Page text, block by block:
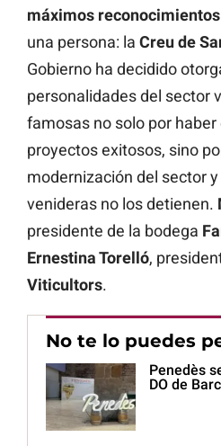
máximos reconocimientos
una persona: la Creu de
Gobierno ha decidido
personalidades del sector
famosas no solo por
proyectos exitosos, sino
modernización del sector
venideras no los detienen.
presidente de la bodega
Ernestina Torelló,
Viticultors.
No te lo puedes
Penedès
DO de